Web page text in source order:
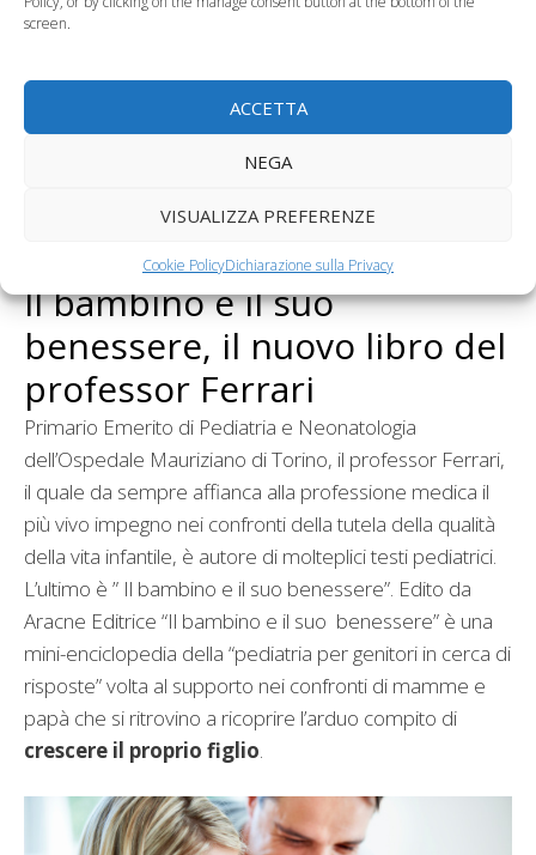
screen.
ACCETTA
NEGA
VISUALIZZA PREFERENZE
Cookie PolicyDichiarazione sulla Privacy
Il bambino e il suo
benessere, il nuovo libro del
professor Ferrari
Primario Emerito di Pediatria e Neonatologia
dell’Ospedale Mauriziano di Torino, il professor Ferrari,
il quale da sempre affianca alla professione medica il
più vivo impegno nei confronti della tutela della qualità
della vita infantile, è autore di molteplici testi pediatrici.
L’ultimo è ” Il bambino e il suo benessere”. Edito da
Aracne Editrice “Il bambino e il suo benessere” è una
mini-enciclopedia della “pediatria per genitori in cerca di
risposte” volta al supporto nei confronti di mamme e
papà che si ritrovino a ricoprire l’arduo compito di
crescere il proprio figlio